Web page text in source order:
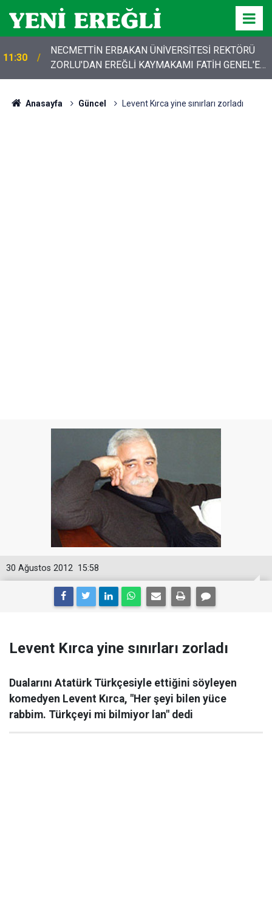
11:30
NECMETTİN ERBAKAN ÜNİVERSİTESİ REKTÖRÜ
ZORLU'DAN EREĞLİ KAYMAKAMI FATİH GENEL'E
HAYIRLI OLSUN ZİYARETİ
Anasayfa Güncel Levent Kırca yine sınırları zorladı
15:58
30 Ağustos 2012
Levent Kırca yine sınırları zorladı
Dualarını Atatürk Türkçesiyle ettiğini söyleyen
komedyen Levent Kırca, "Her şeyi bilen yüce
rabbim. Türkçeyi mi bilmiyor lan" dedi